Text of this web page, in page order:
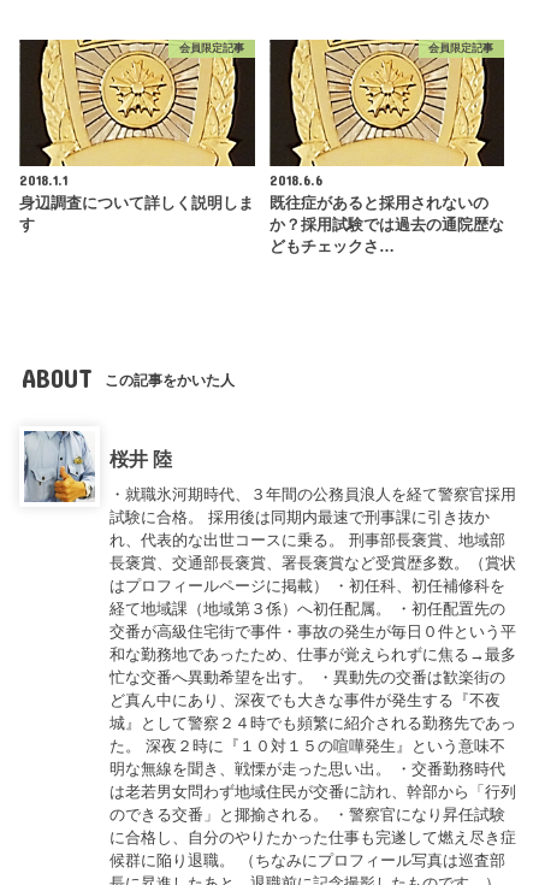
会員限定記事
2018.1.1
身辺調査について詳しく説明しま
す
会員限定記事
2018.6.6
既往症があると採用されないの
か？採用試験では過去の通院歴な
どもチェックさ…
ABOUT この記事をかいた人
桜井 陸
・就職氷河期時代、３年間の公務員浪人を経て警察官採用
試験に合格。 採用後は同期内最速で刑事課に引き抜か
れ、代表的な出世コースに乗る。 刑事部長褒賞、地域部
長褒賞、交通部長褒賞、署長褒賞など受賞歴多数。（賞状
はプロフィールページに掲載） ・初任科、初任補修科を
経て地域課（地域第３係）へ初任配属。 ・初任配置先の
交番が高級住宅街で事件・事故の発生が毎日０件という平
和な勤務地であったため、仕事が覚えられずに焦る→最多
忙な交番へ異動希望を出す。 ・異動先の交番は歓楽街の
ど真ん中にあり、深夜でも大きな事件が発生する『不夜
城』として警察２４時でも頻繁に紹介される勤務先であっ
た。 深夜２時に『１０対１５の喧嘩発生』という意味不
明な無線を聞き、戦慄が走った思い出。 ・交番勤務時代
は老若男女問わず地域住民が交番に訪れ、幹部から「行列
のできる交番」と揶揄される。 ・警察官になり昇任試験
に合格し、自分のやりたかった仕事も完遂して燃え尽き症
候群に陥り退職。 （ちなみにプロフィール写真は巡査部